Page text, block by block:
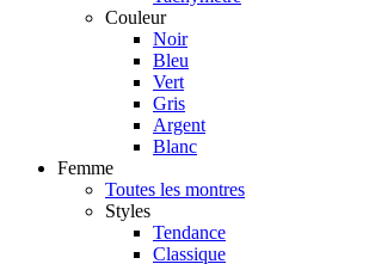
Couleur
Noir
Bleu
Vert
Gris
Argent
Blanc
Femme
Toutes les montres
Styles
Tendance
Classique